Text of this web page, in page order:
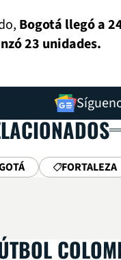
Bogotá llegó a
23 unidades.
FORTALEZA